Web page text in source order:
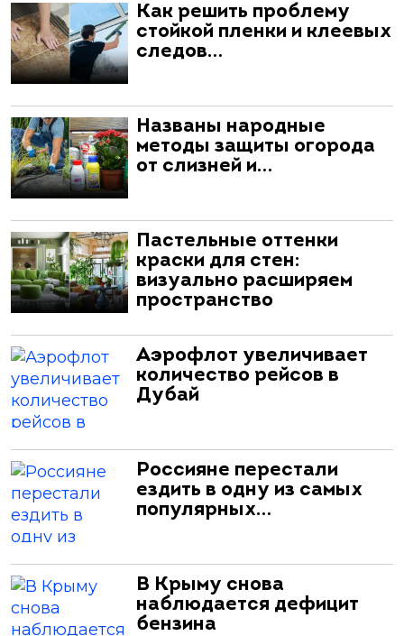
Как решить проблему
стойкой пленки и клеевых
следов…
Названы народные
методы защиты огорода
от слизней и…
Пастельные оттенки
краски для стен:
визуально расширяем
пространство
Аэрофлот увеличивает
количество рейсов в
Дубай
Россияне перестали
ездить в одну из самых
популярных…
В Крыму снова
наблюдается дефицит
бензина